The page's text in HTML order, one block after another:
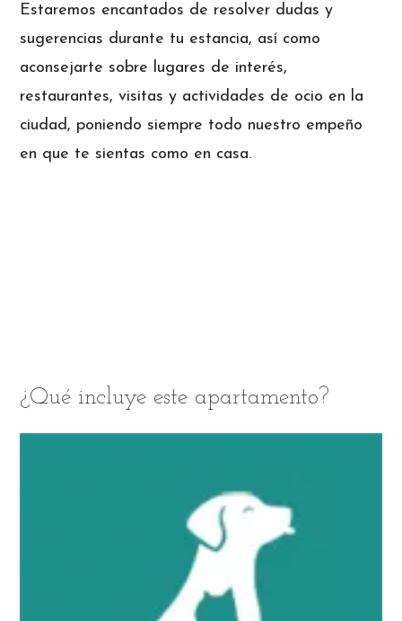
Estaremos encantados de resolver dudas y
sugerencias durante tu estancia, así como
aconsejarte sobre lugares de interés,
restaurantes, visitas y actividades de ocio en la
ciudad, poniendo siempre todo nuestro empeño
en que te sientas como en casa.
¿Qué incluye este apartamento?